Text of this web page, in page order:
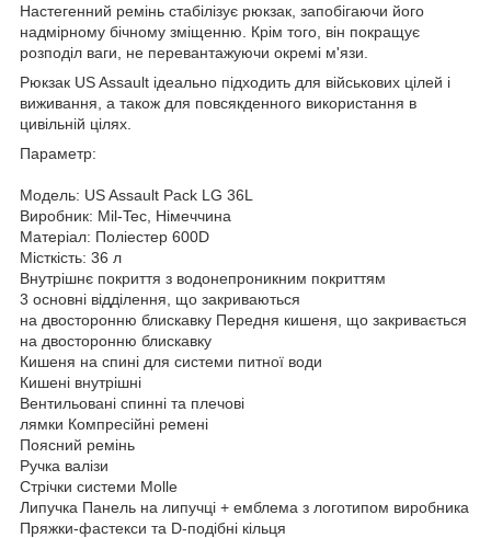
Настегенний ремінь стабілізує рюкзак, запобігаючи його
надмірному бічному зміщенню. Крім того, він покращує
розподіл ваги, не перевантажуючи окремі м'язи.
Рюкзак US Assault ідеально підходить для військових цілей і
виживання, а також для повсякденного використання в
цивільній цілях.
Параметр:
Модель: US Assault Pack LG 36L
Виробник: Mil-Tec, Німеччина
Матеріал: Поліестер 600D
Місткість: 36 л
Внутрішнє покриття з водонепроникним покриттям
3 основні відділення, що закриваються
на двосторонню блискавку Передня кишеня, що закривається
на двосторонню блискавку
Кишеня на спині для системи питної води
Кишені внутрішні
Вентильовані спинні та плечові
лямки Компресійні ремені
Поясний ремінь
Ручка валізи
Стрічки системи Molle
Липучка Панель на липучці + емблема з логотипом виробника
Пряжки-фастекси та D-подібні кільця